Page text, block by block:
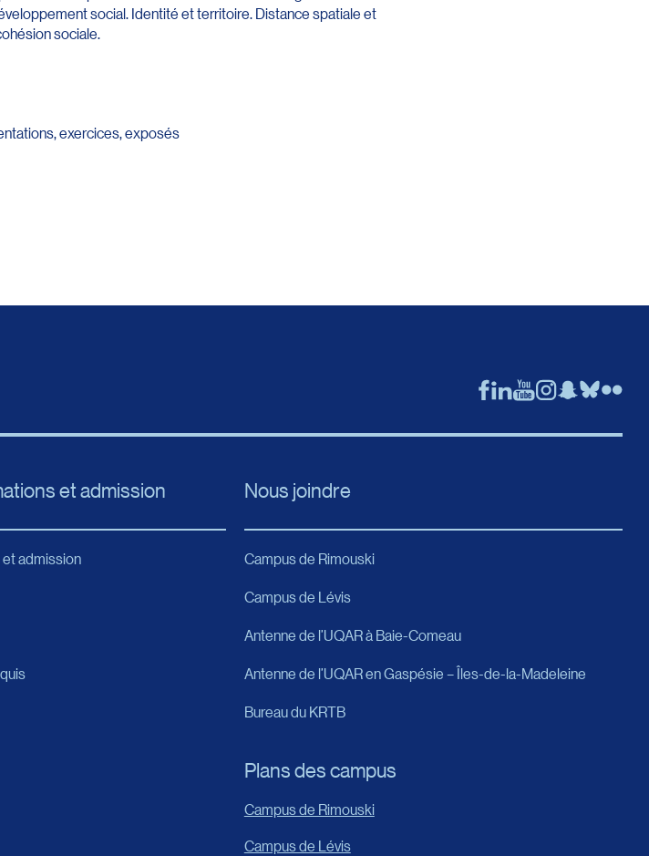
social. Identité et territoire. Distance spatiale et
sociale.
exercices, exposés
et admission
admission
Nous joindre
Campus de Rimouski
Campus de Lévis
Antenne de l’UQAR à Baie-Comeau
Antenne de l’UQAR en Gaspésie – Îles-de-la-Madeleine
Bureau du KRTB
Plans des campus
Campus de Rimouski
Campus de Lévis